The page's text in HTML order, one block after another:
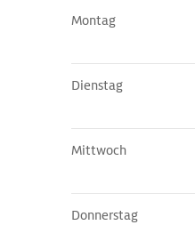
Montag
Dienstag
Mittwoch
Donnerstag